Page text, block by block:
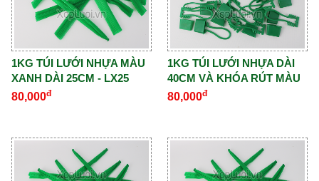
1KG TÚI LƯỚI NHỰA MÀU
XANH DÀI 25CM - LX25
80,000đ
1KG TÚI LƯỚI NHỰA DÀI
40CM VÀ KHÓA RÚT MÀU
XANH - BLX40
80,000đ